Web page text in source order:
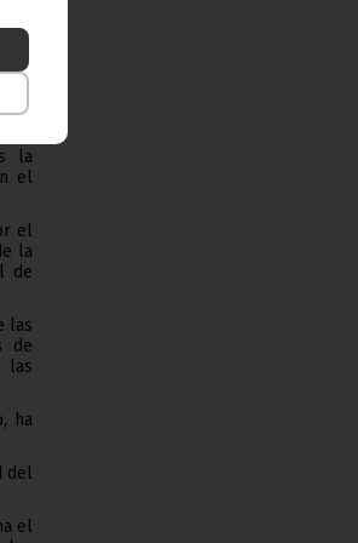
la
de
la
el
el
la
de
las
de
las
ha
del
el